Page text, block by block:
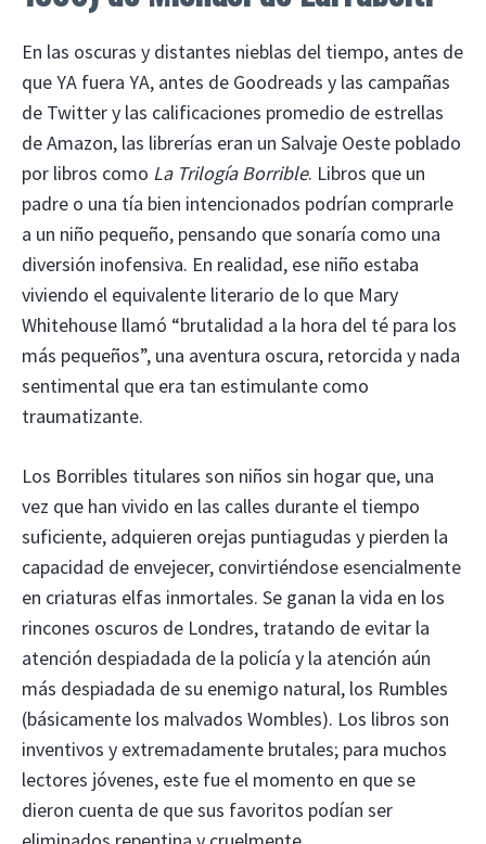
En las oscuras y distantes nieblas del tiempo, antes de
que YA fuera YA, antes de Goodreads y las campañas
de Twitter y las calificaciones promedio de estrellas
de Amazon, las librerías eran un Salvaje Oeste poblado
por libros como La Trilogía Borrible. Libros que un
padre o una tía bien intencionados podrían comprarle
a un niño pequeño, pensando que sonaría como una
diversión inofensiva. En realidad, ese niño estaba
viviendo el equivalente literario de lo que Mary
Whitehouse llamó “brutalidad a la hora del té para los
más pequeños”, una aventura oscura, retorcida y nada
sentimental que era tan estimulante como
traumatizante.
Los Borribles titulares son niños sin hogar que, una
vez que han vivido en las calles durante el tiempo
suficiente, adquieren orejas puntiagudas y pierden la
capacidad de envejecer, convirtiéndose esencialmente
en criaturas elfas inmortales. Se ganan la vida en los
rincones oscuros de Londres, tratando de evitar la
atención despiadada de la policía y la atención aún
más despiadada de su enemigo natural, los Rumbles
(básicamente los malvados Wombles). Los libros son
inventivos y extremadamente brutales; para muchos
lectores jóvenes, este fue el momento en que se
dieron cuenta de que sus favoritos podían ser